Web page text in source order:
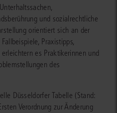
und sozialrechtliche
orientiert sich an der
Praxistipps,
es Praktikerinnen und
des
Düsseldorfer Tabelle (Stand:
Verordnung zur Änderung